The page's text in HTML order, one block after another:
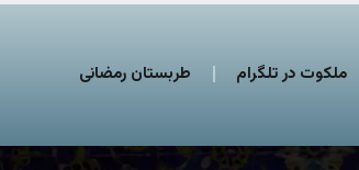
ملکوت در تلگرام طربستان رمضانی